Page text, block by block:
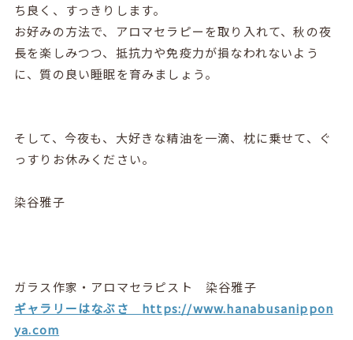
ち良く、すっきりします。
お好みの方法で、アロマセラピーを取り入れて、秋の夜
長を楽しみつつ、抵抗力や免疫力が損なわれないよう
に、質の良い睡眠を育みましょう。
そして、今夜も、大好きな精油を一滴、枕に乗せて、ぐ
っすりお休みください。
染谷雅子
ガラス作家・アロマセラピスト 染谷雅子
ギャラリーはなぶさ https://www.hanabusanippon
ya.com